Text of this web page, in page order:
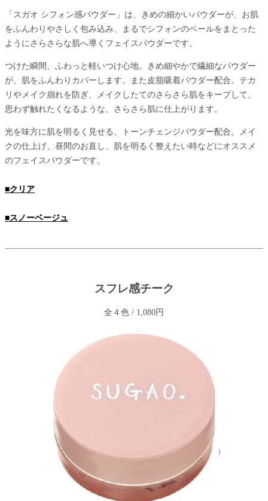
「スガオ シフォン感パウダー」は、きめの細かいパウダーが、お肌
をふんわりやさしく包み込み、まるでシフォンのベールをまとった
ようにさらさらな肌へ導くフェイスパウダーです。
つけた瞬間、ふわっと軽いつけ心地。きめ細やかで繊細なパウダー
が、肌をふんわりカバーします。また皮脂吸着パウダー配合。テカ
リやメイク崩れを防ぎ、メイクしたてのさらさら肌をキープして、
思わず触れたくなるような、さらさら肌に仕上がります。
光を味方に肌を明るく見せる、トーンチェンジパウダー配合。メイ
クの仕上げ、昼間のお直し、肌を明るく整えたい時などにオススメ
のフェイスパウダーです。
■クリア
■スノーベージュ
スフレ感チーク
全４色 / 1,080円